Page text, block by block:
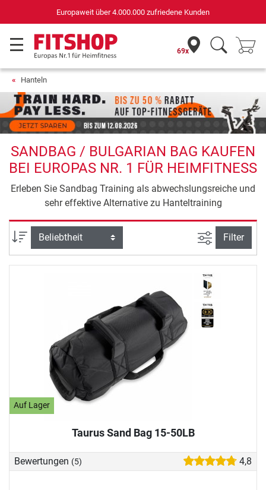
Europaweit über 4.000.000 zufriedene Kunden
69x
Hanteln
SANDBAG / BULGARIAN BAG KAUFEN
BEI EUROPAS NR. 1 FÜR HEIMFITNESS
Erleben Sie Sandbag Training als abwechslungsreiche und
sehr effektive Alternative zu Hanteltraining
Sortierung Ansicht
Filter
Auf Lager
Taurus Sand Bag 15-50LB
Bewertungen (5) 4,8